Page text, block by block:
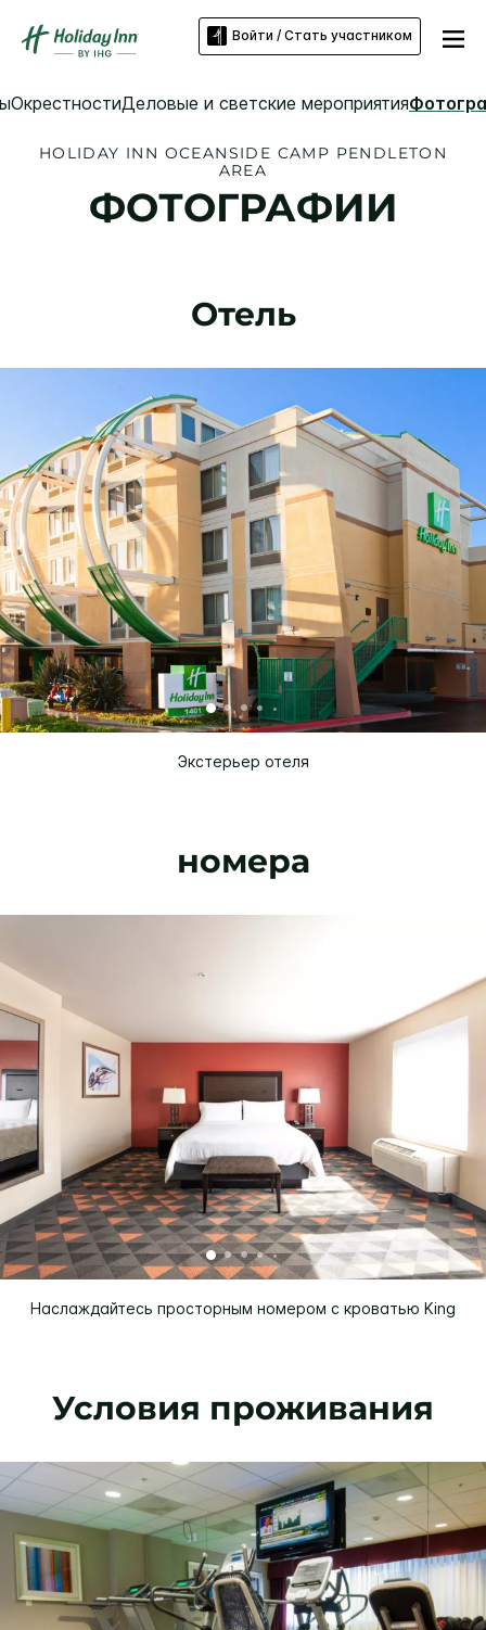
Войти / Стать участником
ОкрестностиДеловые и светские мероприятия
HOLIDAY INN OCEANSIDE CAMP PENDLETON
AREA
ФОТОГРАФИИ
Отель
Экстерьер отеля
номера
Наслаждайтесь просторным номером с кроватью King
Условия проживания